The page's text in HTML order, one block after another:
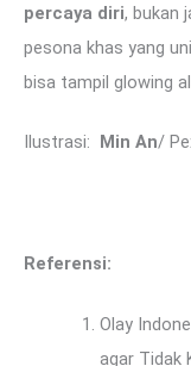
percaya diri, bukan
pesona khas yang
bisa tampil glowing
Ilustrasi: Min An/
Referensi:
Olay
agar Tidak